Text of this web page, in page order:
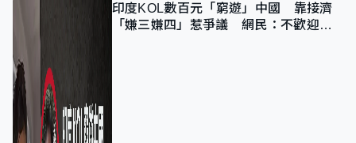
印度KOL數百元「窮遊」中國 靠接濟
「嫌三嫌四」惹爭議 網民：不歡迎劣